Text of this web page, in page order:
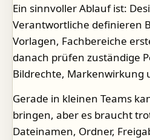
Ein sinnvoller Ablauf ist:
Verantwortliche definieren
Vorlagen, Fachbereiche
danach prüfen zuständige
Bildrechte, Markenwirkung
Gerade in kleinen Teams
bringen, aber es braucht
Dateinamen, Ordner,